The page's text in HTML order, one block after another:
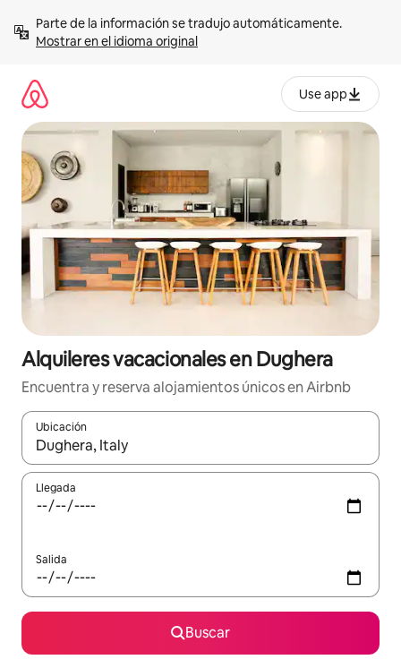
contenidoMostrar en el idioma original
Use app
Alquileres vacacionales en Dughera
Encuentra y reserva alojamientos únicos en Airbnb
Ubicación
Cuando los resultados estén disponibles, navega con las
Llegada
Salida
Buscar